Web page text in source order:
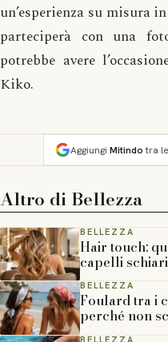
un’esperienza su misura
parteciperà con una
potrebbe avere
Kiko.
Aggiungi Mitindotra le
Altro di Bellezza
BELLEZZA
Hair touch:
capelli
BELLEZZA
Foulard tra i
perché non
BELLEZZA